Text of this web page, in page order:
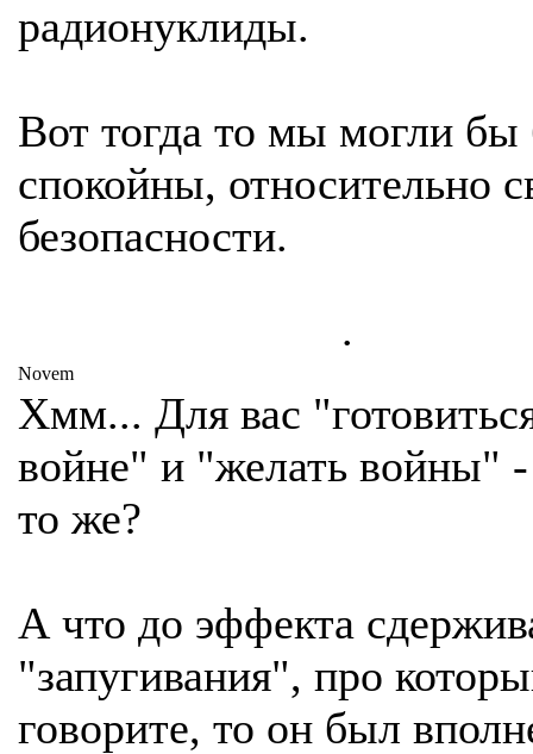
радионуклиды.
Вот тогда то мы могли бы
спокойны, относительно
безопасности.
.
Novem
Хмм... Для вас
войне" и "желать войны"
то же?
А что до эффекта
"запугивания", про
говорите, то он был